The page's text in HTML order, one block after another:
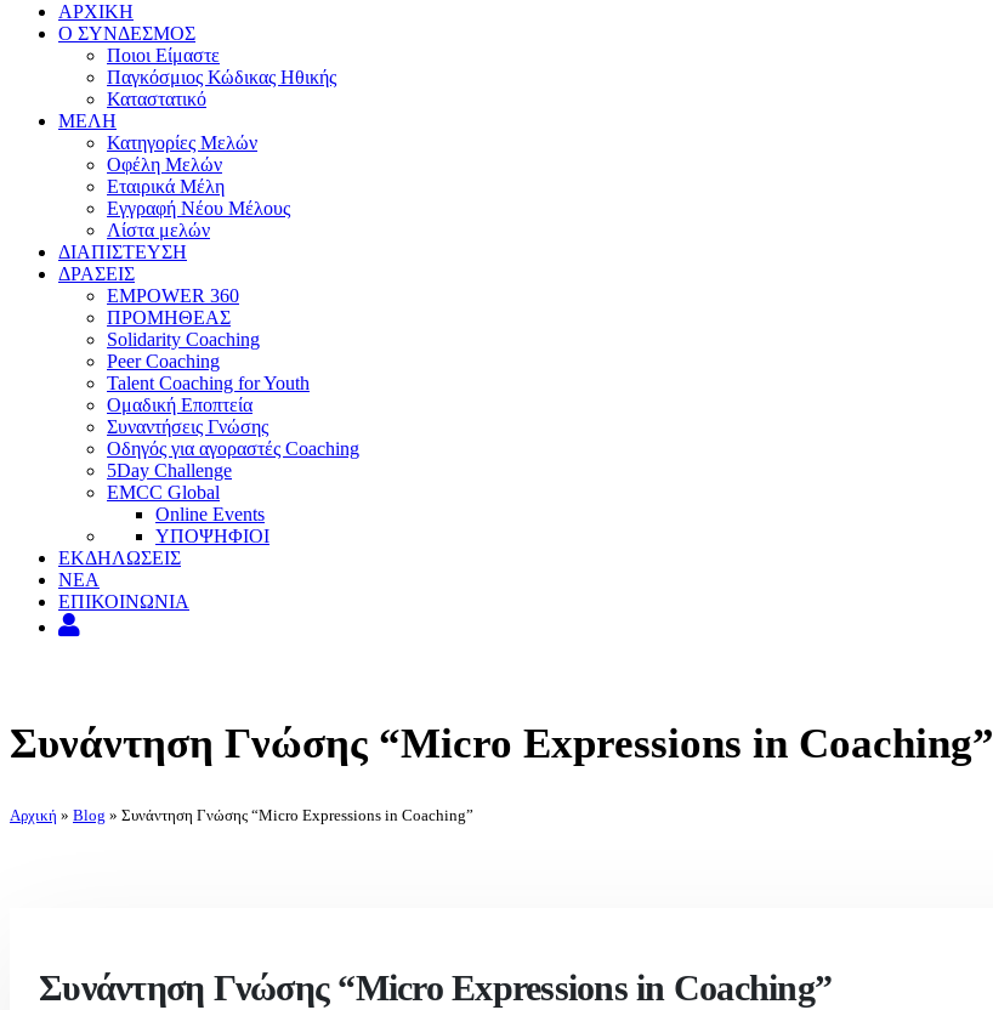
ΑΡΧΙΚΗ
Ο ΣΥΝΔΕΣΜΟΣ
Ποιοι Είμαστε
Παγκόσμιος Κώδικας Ηθικής
Καταστατικό
ΜΕΛΗ
Κατηγορίες Μελών
Οφέλη Μελών
Εταιρικά Μέλη
Εγγραφή Νέου Μέλους
Λίστα μελών
ΔΙΑΠΙΣΤΕΥΣΗ
ΔΡΑΣΕΙΣ
EMPOWER 360
ΠΡΟΜΗΘΕΑΣ
Solidarity Coaching
Peer Coaching
Talent Coaching for Youth
Ομαδική Εποπτεία
Συναντήσεις Γνώσης
Οδηγός για αγοραστές Coaching
5Day Challenge
EMCC Global
Online Events
ΥΠΟΨΗΦΙΟΙ
ΕΚΔΗΛΩΣΕΙΣ
ΝΕΑ
ΕΠΙΚΟΙΝΩΝΙΑ
Συνάντηση Γνώσης “Micro Expressions in Coaching”
Αρχική » Blog » Συνάντηση Γνώσης “Micro Expressions in Coaching”
Συνάντηση Γνώσης “Micro Expressions in Coaching”